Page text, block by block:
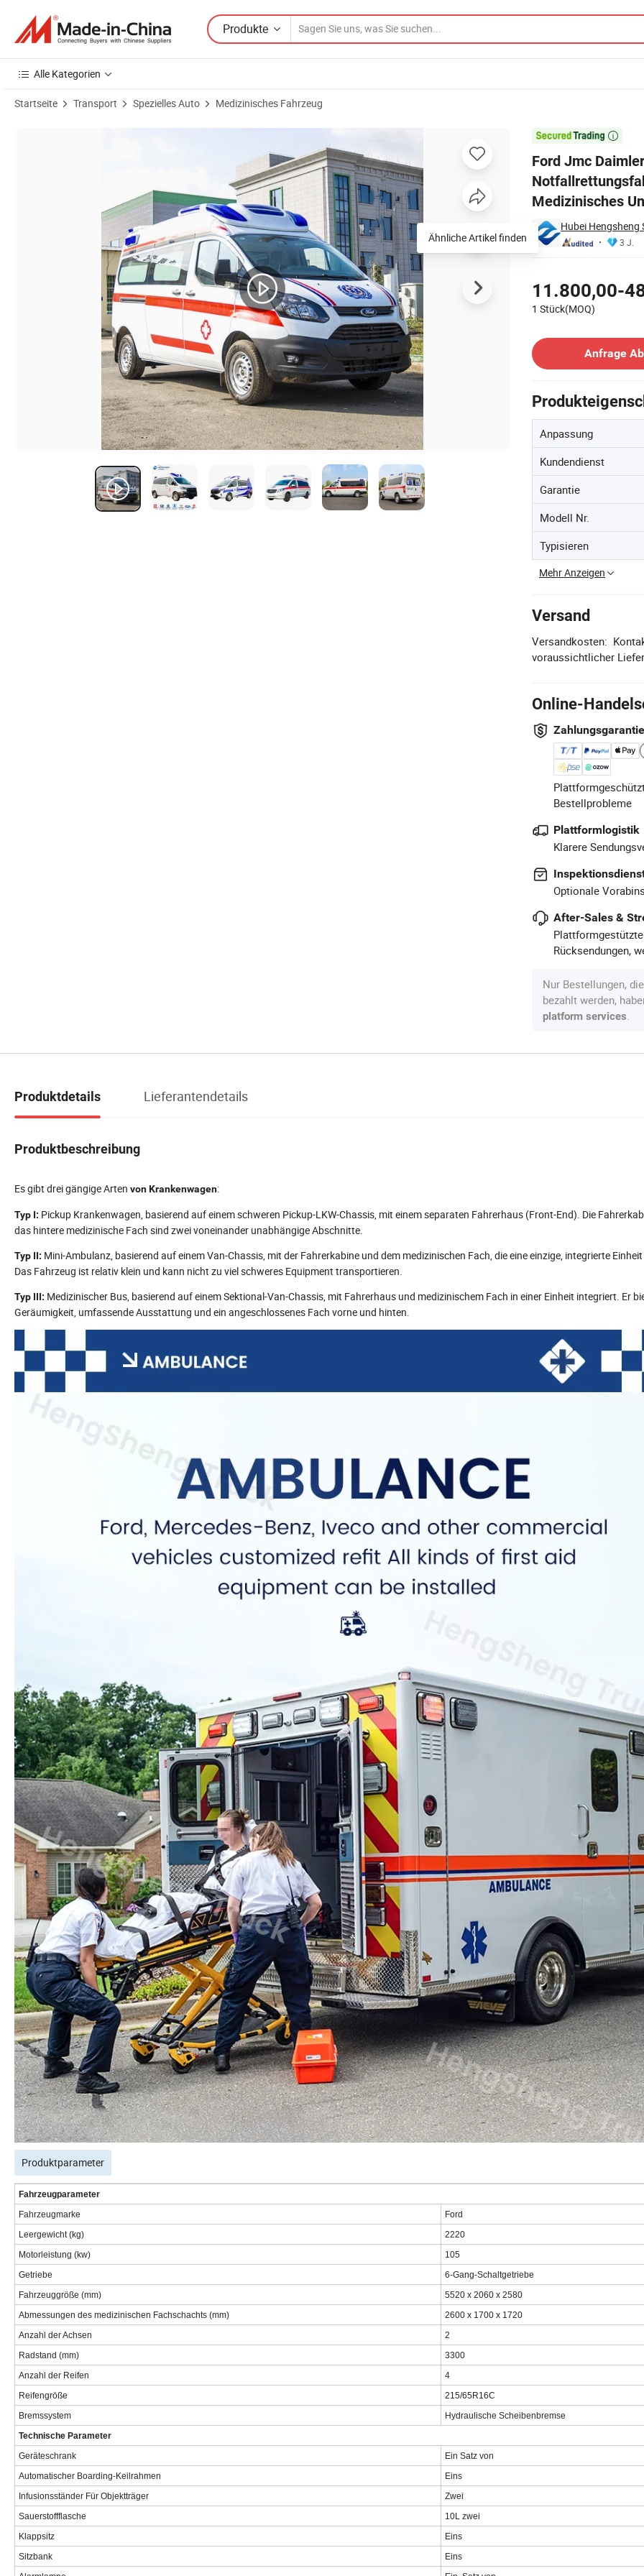
Produkte
Alle Kategorien
Startseite Transport Spezielles Auto Medizinisches Fahrzeug

Ford Jmc
Medizinisches
Hubei Hengsheng
3 J.
11.800,00-
1 Stück(MOQ)
Anfrage
Anpassung
Kundendienst
Garantie
Modell Nr.
Typisieren
Mehr Anzeigen
Versand
Versandkosten:
voraussichtlicher
Online-
Zahlungsgarantie
Bestellprobleme
Plattformlogistik
Klarere
Optionale
After-Sales &
Rücksendungen,
Nur Bestellungen,
bezahlt werden,
platform services
Produktbilder von Ford Jmc Daimler Medizinische Ambulanz Notfallrettungsfahrzeug Elektrisches Patiententransportfahrzeug
Ähnliche Artikel finden
Produktdetails Lieferantendetails
Produktbeschreibung
Es gibt drei gängige Arten von Krankenwagen:
Typ I: Pickup Krankenwagen, basierend auf einem schweren Pickup-LKW-Chassis, mit einem separaten Fahrerhaus (Front-End). Die
das hintere medizinische Fach sind zwei voneinander unabhängige Abschnitte.
Typ II: Mini-Ambulanz, basierend auf einem Van-Chassis, mit der Fahrerkabine und dem medizinischen Fach, die eine einzige, integrierte
Das Fahrzeug ist relativ klein und kann nicht zu viel schweres Equipment transportieren.
Typ III: Medizinischer Bus, basierend auf einem Sektional-Van-Chassis, mit Fahrerhaus und medizinischem Fach in einer Einheit integriert. Er
Geräumigkeit, umfassende Ausstattung und ein angeschlossenes Fach vorne und hinten.
Produktparameter
Fahrzeugparameter
Fahrzeugmarke
Ford
Leergewicht (kg)
2220
Motorleistung (kw)
105
Getriebe
6-Gang-Schaltgetriebe
Fahrzeuggröße (mm)
5520 x 2060 x 2580
Abmessungen des medizinischen Fachschachts (mm)
2600 x 1700 x 1720
Anzahl der Achsen
2
Radstand (mm)
3300
Anzahl der Reifen
4
Reifengröße
215/65R16C
Bremssystem
Hydraulische Scheibenbremse
Technische Parameter
Geräteschrank
Ein Satz von
Automatischer Boarding-Keilrahmen
Eins
Infusionsständer Für Objektträger
Zwei
Sauerstoffflasche
10L zwei
Klappsitz
Eins
Sitzbank
Eins